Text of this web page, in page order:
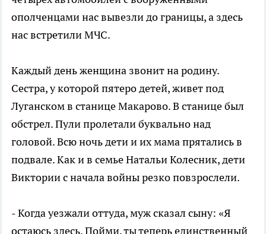
ополченцами нас вывезли до границы, а здесь
нас встретили МЧС.
Каждый день женщина звонит на родину.
Сестра, у которой пятеро детей, живет под
Луганском в станице Макарово. В станице был
обстрел. Пули пролетали буквально над
головой. Всю ночь дети и их мама прятались в
подвале. Как и в семье Натальи Колесник, дети
Виктории с начала войны резко повзрослели.
- Когда уезжали оттуда, муж сказал сыну: «Я
остаюсь здесь. Пойми, ты теперь единственный